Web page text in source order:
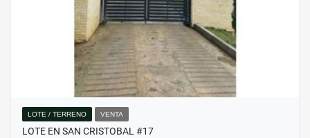
LOTE / TERRENO VENTA
LOTE EN SAN CRISTOBAL #17